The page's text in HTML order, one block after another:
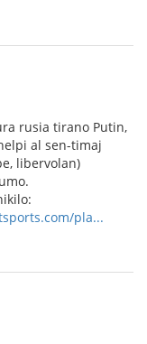
rusia tirano Putin,
al sen-timaj
libervolan)
pla...